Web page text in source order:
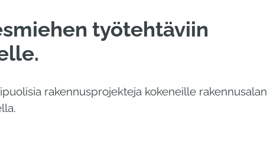
työtehtäviin
rakennusprojekteja kokeneille rakennusalan